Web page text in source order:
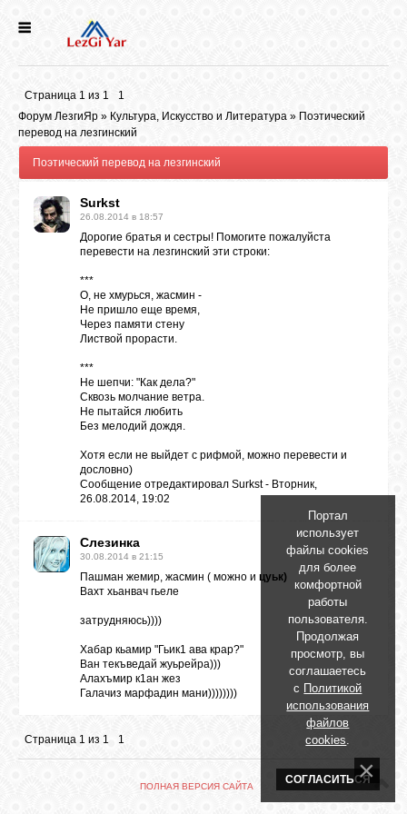
ИСТОРИЯ
КУЛЬТУРА
Страница 1 из 1
1
Форум ЛезгиЯр » Культура, Искусство и Литература » Поэтический
перевод на лезгинский
Поэтический перевод на лезгинский
Surkst
26.08.2014 в 18:57
Дорогие братья и сестры! Помогите пожалуйста
перевести на лезгинский эти строки:
***
О, не хмурься, жасмин -
Не пришло еще время,
Через памяти стену
Листвой прорасти.
***
Не шепчи: "Как дела?"
Сквозь молчание ветра.
Не пытайся любить
Без мелодий дождя.
Хотя если не выйдет с рифмой, можно перевести и
дословно)
Сообщение отредактировал Surkst- Вторник,
26.08.2014, 19:02
Слезинка
30.08.2014 в 21:15
Пашман жемир, жасмин ( можно и цуьк)
Вахт хьанвач гьеле
затрудняюсь))))
Хабар кьамир "Гьик1 ава крар?"
Ван текъведай жуьрейра)))
Алахъмир к1ан жез
Галачиз марфадин мани))))))))
Страница 1 из 1 1
ПОЛНАЯ ВЕРСИЯ САЙТА
Портал
использует
файлы cookies
для более
комфортной
работы
пользователя.
Продолжая
просмотр, вы
соглашаетесь
с Политикой
использования
файлов
cookies
СОГЛАСИТЬСЯ